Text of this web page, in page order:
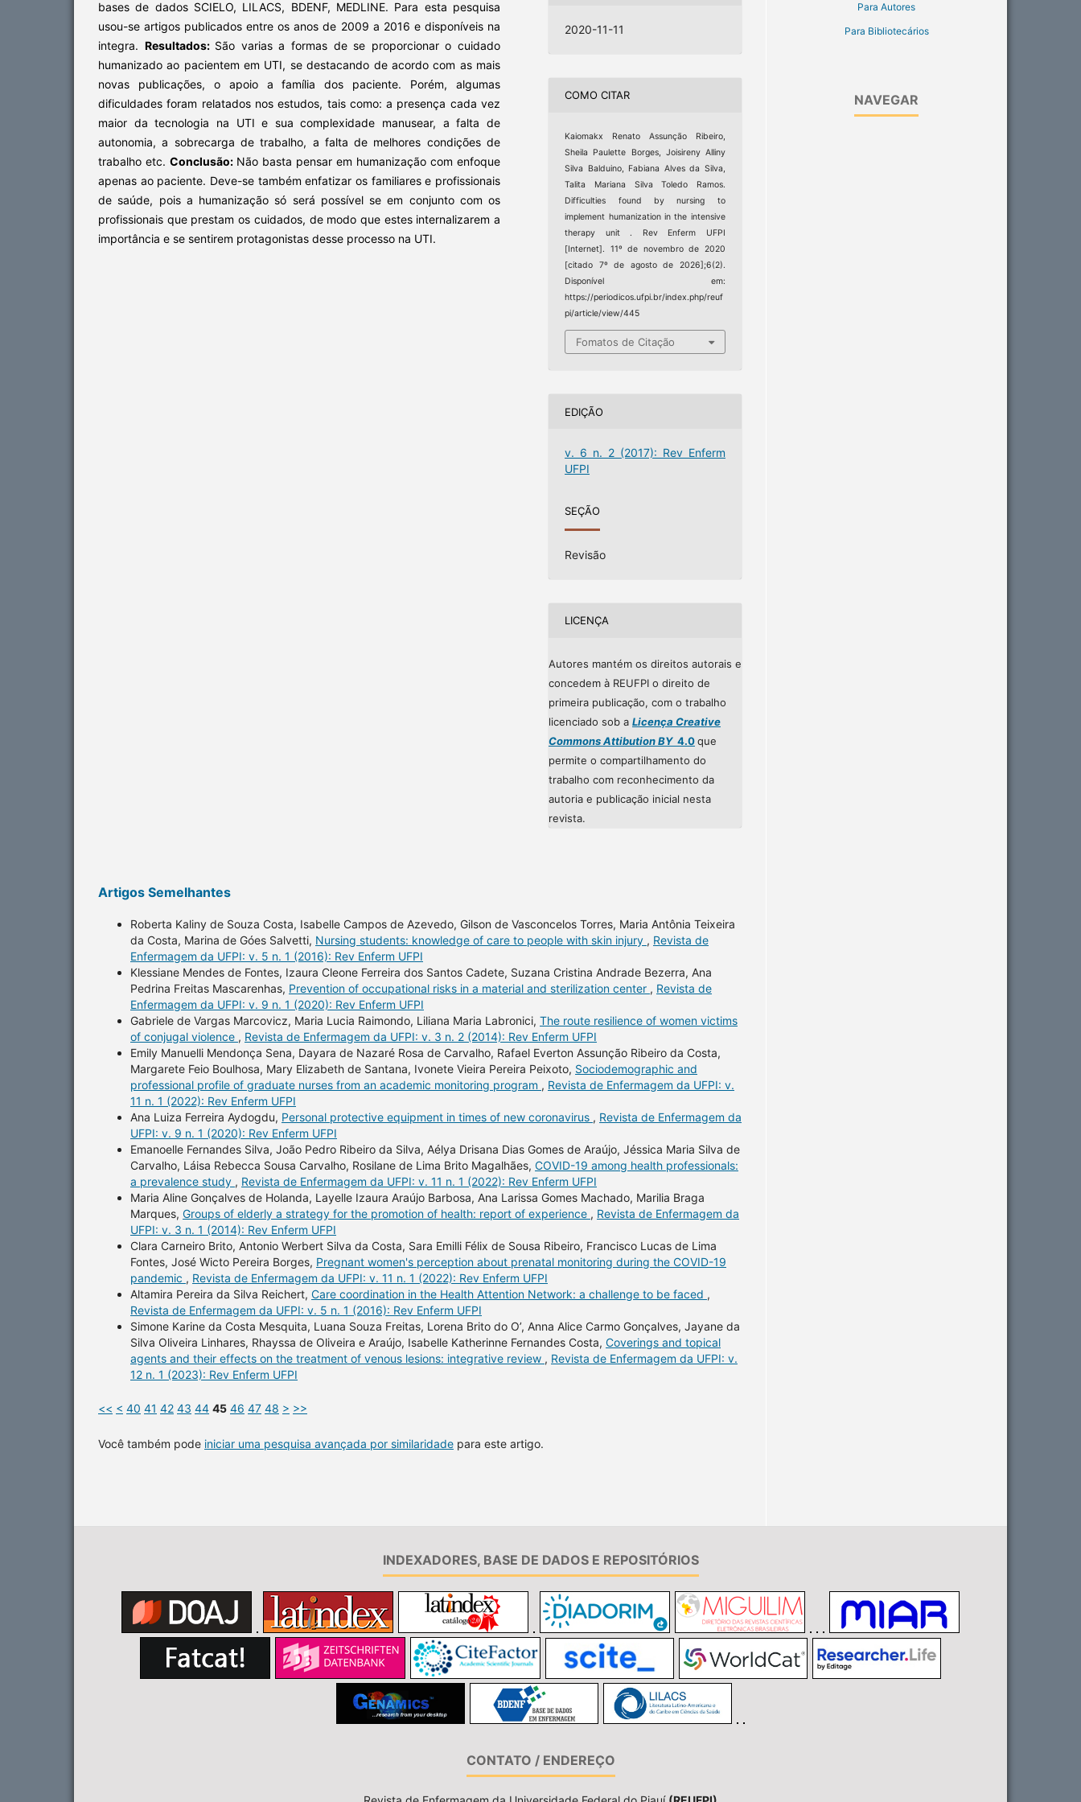
bases de dados SCIELO, LILACS, BDENF, MEDLINE. Para esta pesquisa
usou-se artigos publicados entre os anos de 2009 a 2016 e disponíveis na
integra. Resultados: São varias a formas de se proporcionar o cuidado
humanizado ao pacientem em UTI, se destacando de acordo com as mais
novas publicações, o apoio a família dos paciente. Porém, algumas
dificuldades foram relatados nos estudos, tais como: a presença cada vez
maior da tecnologia na UTI e sua complexidade manusear, a falta de
autonomia, a sobrecarga de trabalho, a falta de melhores condições de
trabalho etc. Conclusão: Não basta pensar em humanização com enfoque
apenas ao paciente. Deve-se também enfatizar os familiares e profissionais
de saúde, pois a humanização só será possível se em conjunto com os
profissionais que prestam os cuidados, de modo que estes internalizarem a
importância e se sentirem protagonistas desse processo na UTI.
2020-11-11
COMO CITAR
Kaiomakx Renato Assunção Ribeiro,
Sheila Paulette Borges, Joisireny Alliny
Silva Balduino, Fabiana Alves da Silva,
Talita Mariana Silva Toledo Ramos.
Difficulties found by nursing to
implement humanization in the intensive
therapy unit . Rev Enferm UFPI
[Internet]. 11º de novembro de 2020
[citado 7º de agosto de 2026];6(2).
Disponível em:
https://periodicos.ufpi.br/index.php/reuf
pi/article/view/445
Fomatos de Citação
EDIÇÃO
v. 6 n. 2 (2017): Rev Enferm
UFPI
SEÇÃO
Revisão
LICENÇA
Autores mantém os direitos autorais e
concedem à REUFPI o direito de
primeira publicação, com o trabalho
licenciado sob a Licença Creative
Commons Attibution BY4.0que
permite o compartilhamento do
trabalho com reconhecimento da
autoria e publicação inicial nesta
revista.
Artigos Semelhantes
Roberta Kaliny de Souza Costa, Isabelle Campos de Azevedo, Gilson de Vasconcelos Torres, Maria Antônia Teixeira
da Costa, Marina de Góes Salvetti, Nursing students: knowledge of care to people with skin injury , Revista de
Enfermagem da UFPI: v. 5 n. 1 (2016): Rev Enferm UFPI
Klessiane Mendes de Fontes, Izaura Cleone Ferreira dos Santos Cadete, Suzana Cristina Andrade Bezerra, Ana
Pedrina Freitas Mascarenhas, Prevention of occupational risks in a material and sterilization center , Revista de
Enfermagem da UFPI: v. 9 n. 1 (2020): Rev Enferm UFPI
Gabriele de Vargas Marcovicz, Maria Lucia Raimondo, Liliana Maria Labronici, The route resilience of women victims
of conjugal violence , Revista de Enfermagem da UFPI: v. 3 n. 2 (2014): Rev Enferm UFPI
Emily Manuelli Mendonça Sena, Dayara de Nazaré Rosa de Carvalho, Rafael Everton Assunção Ribeiro da Costa,
Margarete Feio Boulhosa, Mary Elizabeth de Santana, Ivonete Vieira Pereira Peixoto, Sociodemographic and
professional profile of graduate nurses from an academic monitoring program , Revista de Enfermagem da UFPI: v.
11 n. 1 (2022): Rev Enferm UFPI
Ana Luiza Ferreira Aydogdu, Personal protective equipment in times of new coronavirus , Revista de Enfermagem da
UFPI: v. 9 n. 1 (2020): Rev Enferm UFPI
Emanoelle Fernandes Silva, João Pedro Ribeiro da Silva, Aélya Drisana Dias Gomes de Araújo, Jéssica Maria Silva de
Carvalho, Láisa Rebecca Sousa Carvalho, Rosilane de Lima Brito Magalhães, COVID-19 among health professionals:
a prevalence study , Revista de Enfermagem da UFPI: v. 11 n. 1 (2022): Rev Enferm UFPI
Maria Aline Gonçalves de Holanda, Layelle Izaura Araújo Barbosa, Ana Larissa Gomes Machado, Marilia Braga
Marques, Groups of elderly a strategy for the promotion of health: report of experience , Revista de Enfermagem da
UFPI: v. 3 n. 1 (2014): Rev Enferm UFPI
Clara Carneiro Brito, Antonio Werbert Silva da Costa, Sara Emilli Félix de Sousa Ribeiro, Francisco Lucas de Lima
Fontes, José Wicto Pereira Borges, Pregnant women's perception about prenatal monitoring during the COVID-19
pandemic , Revista de Enfermagem da UFPI: v. 11 n. 1 (2022): Rev Enferm UFPI
Altamira Pereira da Silva Reichert, Care coordination in the Health Attention Network: a challenge to be faced ,
Revista de Enfermagem da UFPI: v. 5 n. 1 (2016): Rev Enferm UFPI
Simone Karine da Costa Mesquita, Luana Souza Freitas, Lorena Brito do O’, Anna Alice Carmo Gonçalves, Jayane da
Silva Oliveira Linhares, Rhayssa de Oliveira e Araújo, Isabelle Katherinne Fernandes Costa, Coverings and topical
agents and their effects on the treatment of venous lesions: integrative review , Revista de Enfermagem da UFPI: v.
12 n. 1 (2023): Rev Enferm UFPI
<< < 40 41 42 43 44 45 46 47 48 > >>
Você também pode iniciar uma pesquisa avançada por similaridade para este artigo.
Para Autores
Para Bibliotecários
NAVEGAR
INDEXADORES, BASE DE DADOS E REPOSITÓRIOS
CONTATO / ENDEREÇO